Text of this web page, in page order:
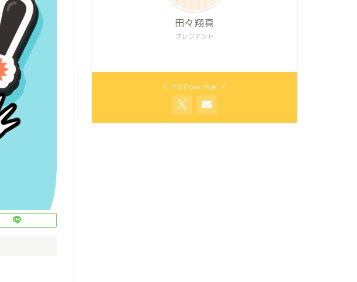
プレジデント
田々翔真
＼ Follow me ／